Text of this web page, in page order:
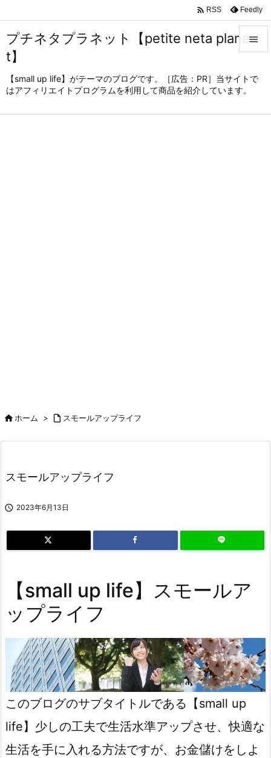
プチネタプラネット【petite neta plane
t】
【small up life】がテーマのブログです。［広告：PR］当サイトで
はアフィリエイトプログラムを利用して商品を紹介しています。

メニュ
 RSS Feedly
ホーム >  スモールアップライフ
スモールアップライフ
 2023年6月13日
【small up life】スモールア
ップライフ
このブログのサブタイトルである【small up
life】少しの工夫で生活水準アップさせ、快適な
生活を手に入れる方法ですが、お金儲けをしよ